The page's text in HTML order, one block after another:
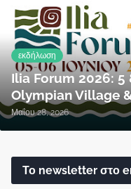
εκδήλωση
Ilia Forum 2026: 5
Olympian Village
Μαΐου 28, 2026
Το newsletter στο